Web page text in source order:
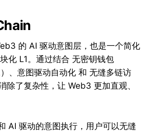
的 AI 驱动意图层，也是一个简化
化 L1。通过结合 无密钥钱包
、意图驱动自动化 和 无缝多链访
除了复杂性，让 Web3 更加直观、
AI 驱动的意图执行，用户可以无缝